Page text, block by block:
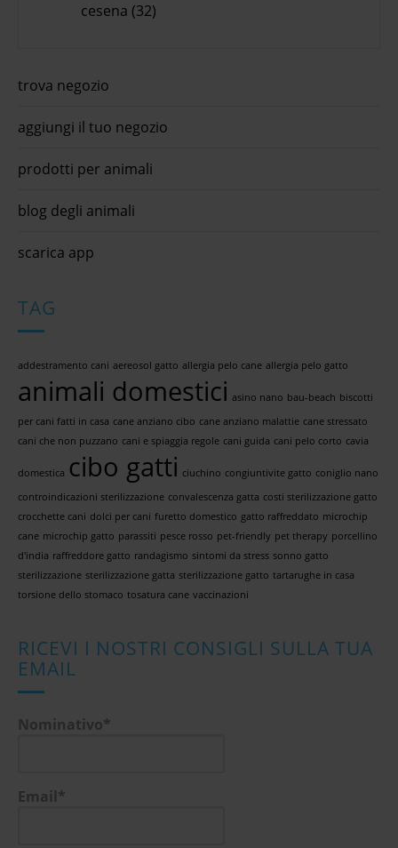
cesena (32)
trova negozio
aggiungi il tuo negozio
prodotti per animali
blog degli animali
scarica app
TAG
addestramento cani aereosol gatto allergia pelo cane allergia pelo gatto
animali domestici asino nano bau-beach biscotti
per cani fatti in casa cane anziano cibo cane anziano malattie cane stressato
cani che non puzzano cani e spiaggia regole cani guida cani pelo corto cavia
domestica cibo gatti ciuchino congiuntivite gatto coniglio nano
controindicazioni sterilizzazione convalescenza gatta costi sterilizzazione gatto
crocchette cani dolci per cani furetto domestico gatto raffreddato microchip
cane microchip gatto parassiti pesce rosso pet-friendly pet therapy porcellino
d'india raffreddore gatto randagismo sintomi da stress sonno gatto
sterilizzazione sterilizzazione gatta sterilizzazione gatto tartarughe in casa
torsione dello stomaco tosatura cane vaccinazioni
RICEVI I NOSTRI CONSIGLI SULLA TUA
EMAIL
Nominativo*
Email*